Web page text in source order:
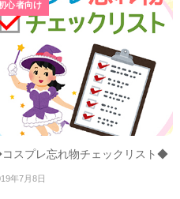
心者向け
スプレ忘れ物チェックリスト◆
年7月8日